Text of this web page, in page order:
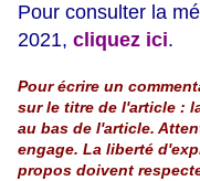
Pour consulter la
2021, cliquez ici.
Pour écrire un
sur le titre de l'article :
au bas de l'article.
engage. La liberté
propos doivent